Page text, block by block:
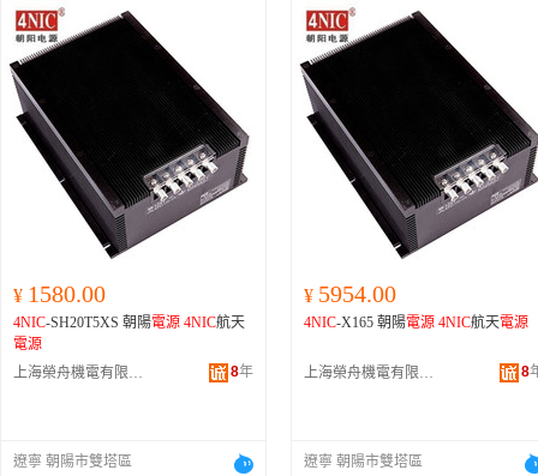
¥ 1580.00
4NIC-SH20T5XS 朝陽電源 4NIC航天
電源
上海榮舟機電有限公司
8年
遼寧 朝陽市雙塔區
¥ 5954.00
4NIC-X165 朝陽電源 4NIC航天電源
上海榮舟機電有限公司 8
遼寧 朝陽市雙塔區